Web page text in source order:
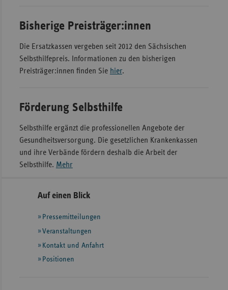
Bisherige Preisträger:innen
Die Ersatzkassen vergeben seit 2012 den Sächsischen
Selbsthilfepreis. Informationen zu den bisherigen
Preisträger:innen finden Sie hier.
Förderung Selbsthilfe
Selbsthilfe ergänzt die professionellen Angebote der
Gesundheitsversorgung. Die gesetzlichen Krankenkassen
und ihre Verbände fördern deshalb die Arbeit der
Selbsthilfe. Mehr
Seitennavigation
Seitenleiste
weiteren
Informationen
Auf einen Blick
Pressemitteilungen
Veranstaltungen
Kontakt und Anfahrt
Positionen